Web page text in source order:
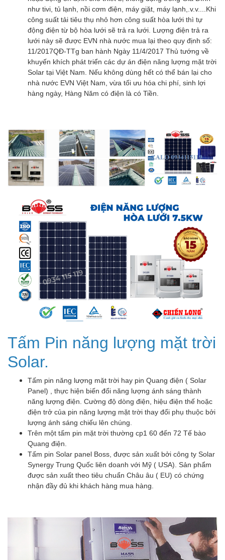
như tivi, tủ lạnh, nồi cơm điện, máy giặt, máy lạnh,.v.v....Khi
công suất tải tiêu thụ nhỏ hơn công suất hòa lưới thì tự
động điện từ bộ hòa lưới sẽ trả ra lưới. Lượng điện trả ra
lưới này sẽ được EVN nhà nước mua lại theo quy định số:
11/2017QĐ-TTg ban hành Ngày 11/4/2017 Thủ tướng về
khuyến khích phát triển các dự án điện năng lượng mặt trời
Solar tại Việt Nam. Nếu không dùng hết có thể bán lại cho
nhà nước EVN Việt Nam, vừa tối ưu hóa chi phí, sinh lợi
hàng ngày, Hàng Năm có điện là có Tiền.
Tấm Pin năng lượng mặt trời
Solar.
Tấm pin năng lượng mặt trời hay pin Quang điện ( Solar
Panel) , thực hiện biến đổi năng lượng ánh sáng thành
năng lượng điện. Cường độ dòng điện, hiệu điện thế hoặc
điện trở của pin năng lượng mặt trời thay đổi phụ thuộc bởi
lượng ánh sáng chiếu lên chúng.
Trên một tấm pin mặt trời thường cp1 60 đến 72 Tế bào
Quang điện.
Tấm pin Solar panel Boss, được sản xuất bởi công ty Solar
Synergy Trung Quốc liên doanh với Mỹ ( USA). Sản phẩm
được sản xuất theo tiêu chuẩn Châu âu ( EU) có chứng
nhận đầy đủ khi khách hàng mua hàng.